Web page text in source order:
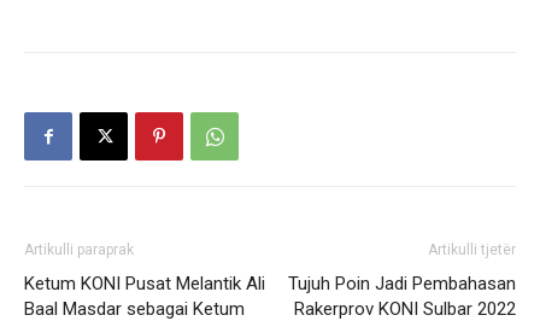
Artikulli paraprak
Ketum KONI Pusat Melantik Ali
Baal Masdar sebagai Ketum
Artikulli tjetër
Tujuh Poin Jadi Pembahasan
Rakerprov KONI Sulbar 2022